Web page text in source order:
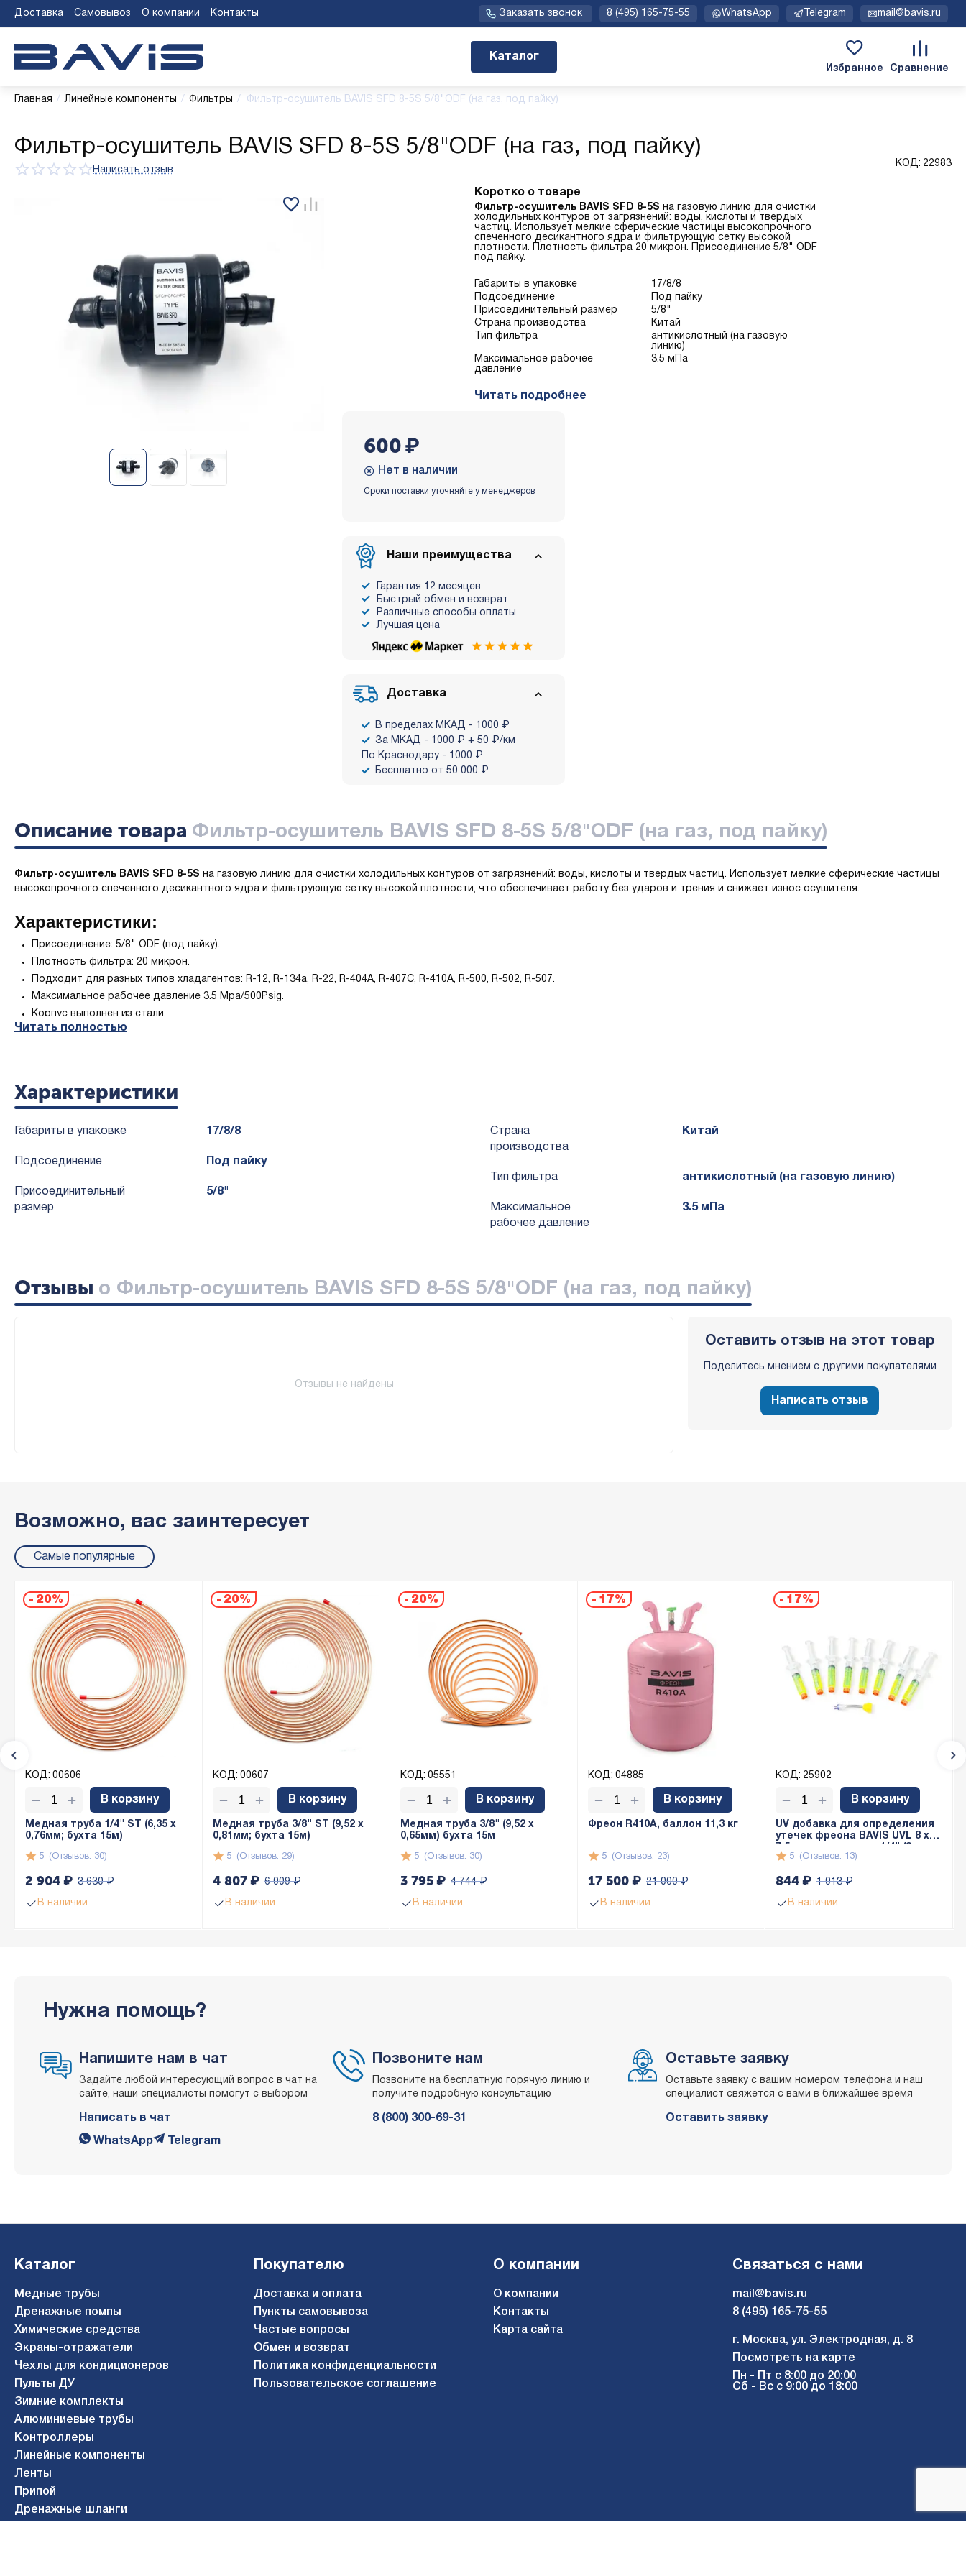
Доставка Самовывоз О компании Контакты Заказать звонок 8 (495) 165-75-55 WhatsApp Telegram mail@bavis.ru
Каталог
Главная / Линейные компоненты / Фильтры / Фильтр-осушитель BAVIS SFD 8-5S 5/8"ODF (на газ, под пайку)
Фильтр-осушитель BAVIS SFD 8-5S 5/8"ODF (на газ, под пайку)
КОД: 22983
Написать отзыв
Коротко о товаре
Фильтр-осушитель BAVIS SFD 8-5S на газовую линию для очистки
холодильных контуров от загрязнений: воды, кислоты и твердых
частиц. Использует мелкие сферические частицы высокопрочного
спеченного десикантного ядра и фильтрующую сетку высокой
плотности. Плотность фильтра 20 микрон. Присоединение 5/8" ODF
под пайку.
Габариты в упаковке
17/8/8
Подсоединение
Под пайку
Присоединительный размер
5/8"
Страна производства
Китай
Тип фильтра
антикислотный (на газовую
линию)
Mаксимальное рабочее
давление
3.5 мПа
Читать подробнее
600₽
Нет в наличии
Сроки поставки уточняйте у менеджеров
Наши преимущества
Гарантия 12 месяцев
Быстрый обмен и возврат
Различные способы оплаты
Лучшая цена
Доставка
В пределах МКАД - 1000 ₽
За МКАД - 1000 ₽ + 50 ₽/км
По Краснодару - 1000 ₽
Бесплатно от 50 000 ₽
Описание товара Фильтр-осушитель BAVIS SFD 8-5S 5/8"ODF (на газ, под пайку)
Фильтр-осушитель BAVIS SFD 8-5S на газовую линию для очистки холодильных контуров от загрязнений: воды, кислоты и твердых частиц. Использует мелкие сферические частицы
высокопрочного спеченного десикантного ядра и фильтрующую сетку высокой плотности, что обеспечивает работу без ударов и трения и снижает износ осушителя.
Характеристики:
Присоединение: 5/8" ODF (под пайку).
Плотность фильтра: 20 микрон.
Подходит для разных типов хладагентов: R-12, R-134a, R-22, R-404A, R-407C, R-410A, R-500, R-502, R-507.
Максимальное рабочее давление 3.5 Mpa/500Psig.
Корпус выполнен из стали.
Конструкция с минимальным перепадом давления позволяет системе работать более энергоэффективно.
Читать полностью
Характеристики
Габариты в упаковке 17/8/8
Подсоединение Под пайку
Присоединительный
размер
5/8"
Страна
производства
Китай
Тип фильтра антикислотный (на газовую линию)
Mаксимальное
рабочее давление
3.5 мПа
Отзывы о Фильтр-осушитель BAVIS SFD 8-5S 5/8"ODF (на газ, под пайку)
Отзывы не найдены
Оставить отзыв на этот товар
Поделитесь мнением с другими покупателями
Написать отзыв
Возможно, вас заинтересует
Самые популярные
- 20%
КОД: 00606
Медная труба 1/4" ST (6,35 х
0,76мм; бухта 15м)
(Отзывов: 30)
5
В наличии
3 630 ₽
2 904₽
В корзину
+
−
- 20%
КОД: 00607
Медная труба 3/8" ST (9,52 х
0,81мм; бухта 15м)
(Отзывов: 29)
5
В наличии
6 009 ₽
4 807₽
В корзину
+
−
- 20%
КОД: 05551
Медная труба 3/8" (9,52 x
0,65мм) бухта 15м
(Отзывов: 30)
5
В наличии
4 744 ₽
3 795₽
В корзину
+
−
- 17%
КОД: 04885
Фреон R410A, баллон 11,3 кг
(Отзывов: 23)
5
В наличии
21 000 ₽
17 500₽
В корзину
+
−
- 17%
КОД: 25902
UV добавка для определения
утечек фреона BAVIS UVL 8 x
по 7,5мл)(Отзывов: 13)
5
В наличии
1 013 ₽
844₽
В корзину
+
−
Нужна помощь?
Напишите нам в чат
Задайте любой интересующий вопрос в чат на
сайте, наши специалисты помогут с выбором
Написать в чат
WhatsApp Telegram
Позвоните нам
Позвоните на бесплатную горячую линию и
получите подробную консультацию
8 (800) 300-69-31
Оставьте заявку
Оставьте заявку с вашим номером телефона и наш
специалист свяжется с вами в ближайшее время
Оставить заявку
Каталог
Медные трубы
Дренажные помпы
Химические средства
Экраны-отражатели
Чехлы для кондиционеров
Пульты ДУ
Зимние комплекты
Алюминиевые трубы
Контроллеры
Линейные компоненты
Ленты
Припой
Дренажные шланги
Покупателю
Доставка и оплата
Пункты самовывоза
Частые вопросы
Обмен и возврат
Политика конфиденциальности
Пользовательское соглашение
О компании
О компании
Контакты
Карта сайта
Связаться с нами
mail@bavis.ru
8 (495) 165-75-55
г. Москва, ул. Электродная, д. 8
Посмотреть на карте
Пн - Пт с 8:00 до 20:00
Сб - Вс с 9:00 до 18:00